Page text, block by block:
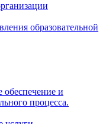
образовательной
обеспечение и
процесса.